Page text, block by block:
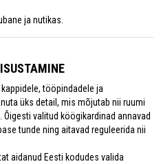
ja nutikas.
tööpindadele ja
üks detail, mis mõjutab nii ruumi
valitud köögikardinad annavad
tunde ning aitavad reguleerida nii
aidanud Eesti kodudes valida